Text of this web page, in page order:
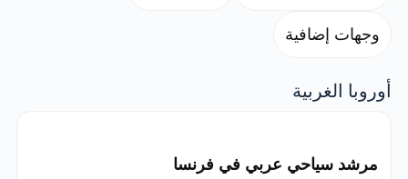
وجهات إضافية
أوروبا الغربية
مرشد سياحي عربي في فرنسا